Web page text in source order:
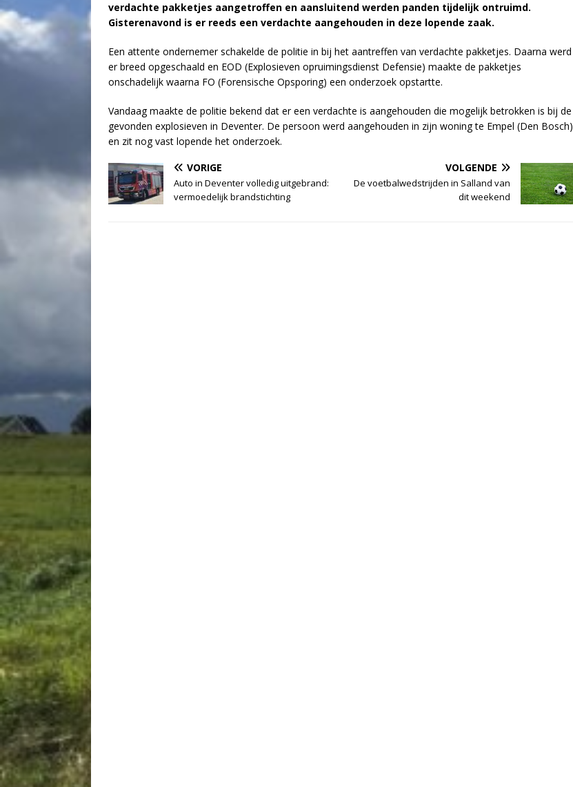
verdachte pakketjes aangetroffen en aansluitend werden panden tijdelijk ontruimd.
Gisterenavond is er reeds een verdachte aangehouden in deze lopende zaak.
Een attente ondernemer schakelde de politie in bij het aantreffen van verdachte pakketjes. Daarna werd
er breed opgeschaald en EOD (Explosieven opruimingsdienst Defensie) maakte de pakketjes
onschadelijk waarna FO (Forensische Opsporing) een onderzoek opstartte.
Vandaag maakte de politie bekend dat er een verdachte is aangehouden die mogelijk betrokken is bij de
gevonden explosieven in Deventer. De persoon werd aangehouden in zijn woning te Empel (Den Bosch)
en zit nog vast lopende het onderzoek.
VORIGE
Auto in Deventer volledig uitgebrand:
vermoedelijk brandstichting
VOLGENDE
De voetbalwedstrijden in Salland van
dit weekend